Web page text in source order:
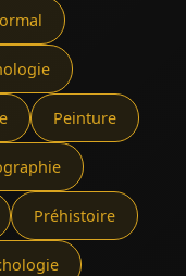
Peinture
Préhistoire